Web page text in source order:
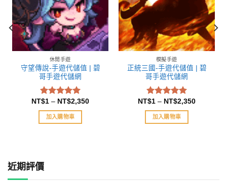
休閒手遊
守望傳說-手遊代儲值 | 碧
哥手遊代儲網
評分5.00
滿分 5
NT$1 – NT$2,350
加入購物車
模擬手遊
正統三國-手遊代儲值 | 碧
哥手遊代儲網
評分5.00
滿分 5
NT$1 – NT$2,350
加入購物車
近期評價